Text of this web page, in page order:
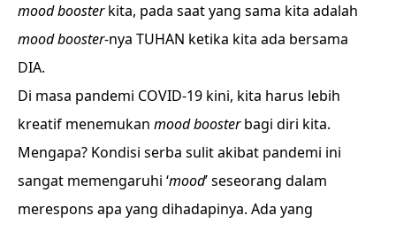
mood boosterkita, pada saat yang sama kita adalah
mood booster-nya TUHAN ketika kita ada bersama
DIA.
Di masa pandemi COVID-19 kini, kita harus lebih
kreatif menemukan mood boosterbagi diri kita.
Mengapa? Kondisi serba sulit akibat pandemi ini
sangat memengaruhi ‘mood’ seseorang dalam
merespons apa yang dihadapinya. Ada yang